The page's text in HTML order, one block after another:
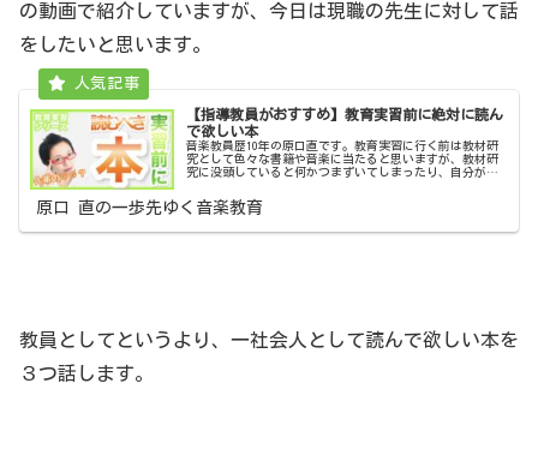
の動画で紹介していますが、今日は現職の先生に対して話
をしたいと思います。
【指導教員がおすすめ】教育実習前に絶対に読ん
で欲しい本
音楽教員歴10年の原口直です。教育実習に行く前は教材研
究として色々な書籍や音楽に当たると思いますが、教材研
究に没頭していると何かつまずいてしまったり、自分が何
があります。基本に立ち返って、...
原口 直の一歩先ゆく音楽教育
教員としてというより、一社会人として読んで欲しい本を
３つ話します。